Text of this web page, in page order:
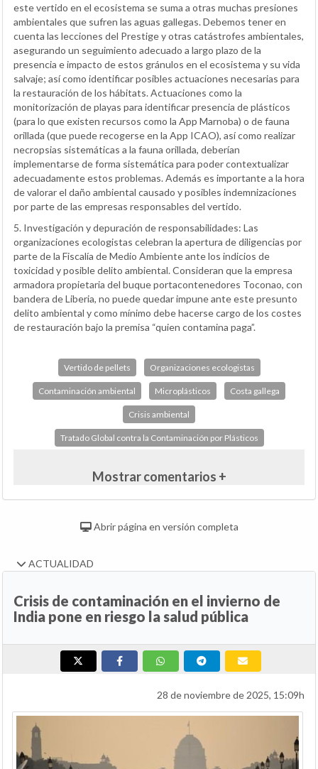
este vertido en el ecosistema se suma a otras muchas presiones
ambientales que sufren las aguas gallegas. Debemos tener en
cuenta las lecciones del Prestige y otras catástrofes ambientales,
asegurando un seguimiento adecuado a largo plazo de la
presencia e impacto de estos gránulos en el ecosistema y su vida
salvaje; así como identificar posibles actuaciones necesarias para
la restauración de los hábitats. Actuaciones como la
monitorización de playas para identificar presencia de plásticos
(para lo que existen recursos como la App Marnoba) o de fauna
orillada (que puede recogerse en la App ICAO), así como realizar
necropsias sistemáticas a la fauna orillada, deberían
implementarse de forma sistemática para poder contextualizar
adecuadamente estos problemas. Además es importante a la hora
de valorar el daño ambiental causado y posibles indemnizaciones
por parte de las empresas responsables del vertido.
5. Investigación y depuración de responsabilidades: Las
organizaciones ecologistas celebran la apertura de diligencias por
parte de la Fiscalía de Medio Ambiente ante los indicios de
toxicidad y posible delito ambiental. Consideran que la empresa
armadora propietaria del buque portacontenedores Toconao, con
bandera de Liberia, no puede quedar impune ante este presunto
delito ambiental y como mínimo debe hacerse cargo de los costes
de restauración bajo la premisa “quien contamina paga”.
Vertido de pellets Organizaciones ecologistas
Contaminación ambiental Microplásticos Costa gallega
Crisis ambiental
Tratado Global contra la Contaminación por Plásticos
Mostrar comentarios +
Abrir página en versión completa
ACTUALIDAD
Crisis de contaminación en el invierno de
India pone en riesgo la salud pública
28 de noviembre de 2025, 15:09h